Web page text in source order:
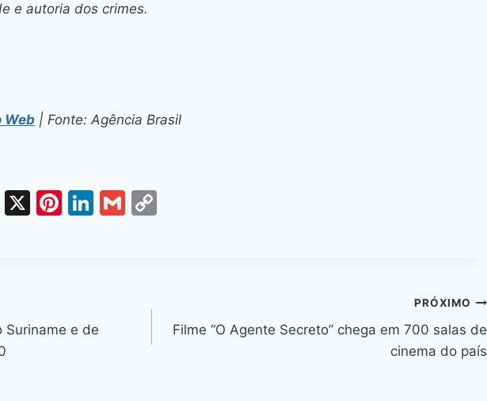
e autoria dos crimes.
Web | Fonte: Agência Brasil
T
X
Pi Li
n
G
Suriname e de
PRÓXIMO
Filme “O Agente Secreto” chega em 700 salas de
cinema do país